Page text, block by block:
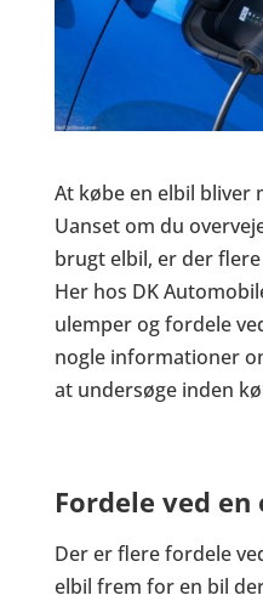
At købe en elbil
Uanset om du
brugt elbil, er der
Her hos DK
ulemper og fordele
nogle informationer
at undersøge inden
Fordele ved en
Der er flere fordele
elbil frem for en bil